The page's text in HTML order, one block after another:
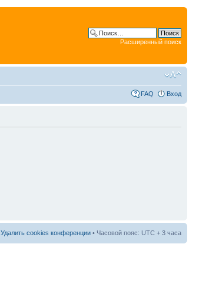
Расширенный поиск
FAQ Вход
Удалить cookies конференции • Часовой пояс: UTC + 3 часа